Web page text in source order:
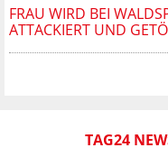
FRAU WIRD BEI
ATTACKIERT UND
TAG24